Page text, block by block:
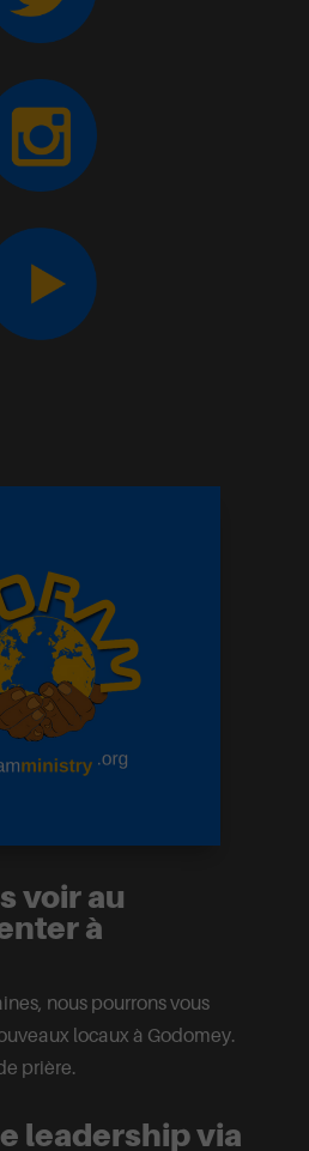
voir au
à
nous pourrons vous
locaux à Godomey.
prière.
leadership via